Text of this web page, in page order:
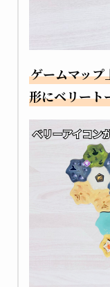
ゲームマップ
形にベリート